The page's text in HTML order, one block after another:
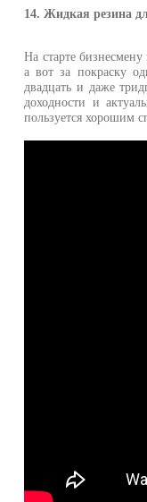
14. Жидкая резина
На старте бизнесмену
а вот за покраску
двадцать и даже
доходности и
пользуется хорошим